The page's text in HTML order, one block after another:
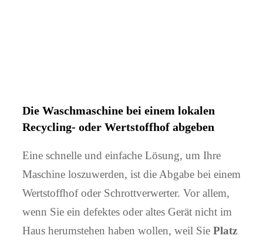
Die Waschmaschine bei einem lokalen
Recycling- oder Wertstoffhof abgeben
Eine schnelle und einfache Lösung, um Ihre
Maschine loszuwerden, ist die Abgabe bei einem
Wertstoffhof oder Schrottverwerter. Vor allem,
wenn Sie ein defektes oder altes Gerät nicht im
Haus herumstehen haben wollen, weil Sie Platz